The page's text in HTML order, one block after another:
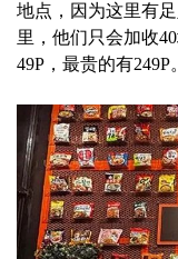
地点，因为这里有
里，他们只会加收
49P，最贵的有249P。